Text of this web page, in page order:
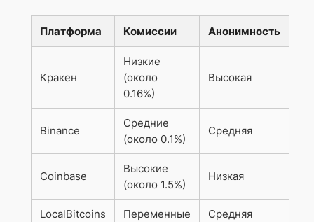
Платформа Комиссии Анонимность
Кракен
Низкие
(около
0.16%)
Высокая
Binance
Средние
(около 0.1%)
Средняя
Coinbase
Высокие
(около 1.5%)
Низкая
LocalBitcoins Переменные Средняя